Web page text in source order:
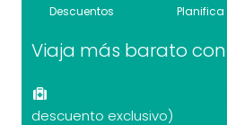
Descuentos Planifica
Viaja más barato
descuento exclusivo)